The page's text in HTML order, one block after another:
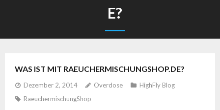
E?
WAS IST MIT RAEUCHERMISCHUNGSHOP.DE?
Dezember 2, 2014 Overdose
HighFly Blog
RaeuchermischungShop